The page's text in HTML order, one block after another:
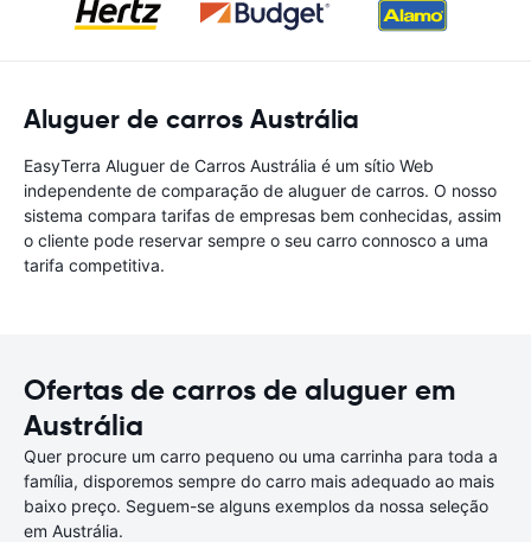
Aluguer de carros Austrália
EasyTerra Aluguer de Carros Austrália é um sítio Web
independente de comparação de aluguer de carros. O nosso
sistema compara tarifas de empresas bem conhecidas, assim
o cliente pode reservar sempre o seu carro connosco a uma
tarifa competitiva.
Ofertas de carros de aluguer em
Austrália
Quer procure um carro pequeno ou uma carrinha para toda a
família, disporemos sempre do carro mais adequado ao mais
baixo preço. Seguem-se alguns exemplos da nossa seleção
em Austrália.